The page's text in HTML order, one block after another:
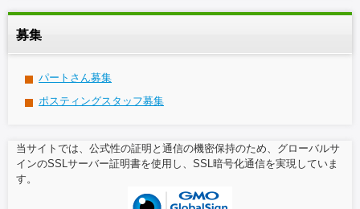
募集
パートさん募集
ポスティングスタッフ募集
当サイトでは、公式性の証明と通信の機密保持のため、グローバルサ
インのSSLサーバー証明書を使用し、SSL暗号化通信を実現していま
す。